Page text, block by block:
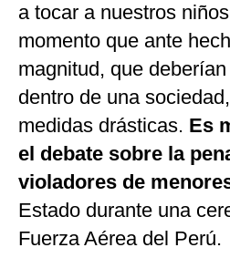
a tocar a nuestros
momento que ante
magnitud, que
dentro de una
medidas drásticas. Es
el debate sobre la
violadores de
Estado durante una
Fuerza Aérea del Perú.